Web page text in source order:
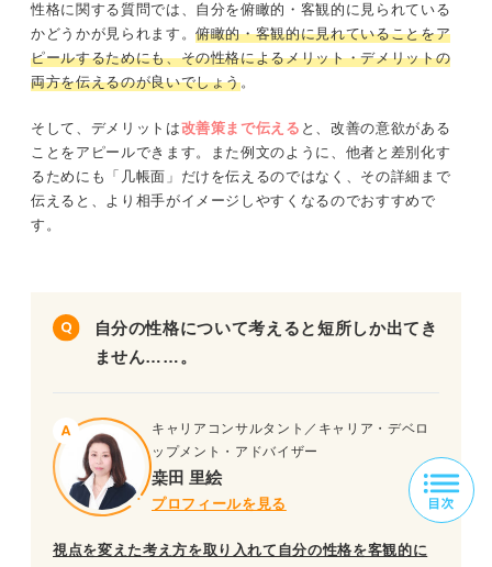
性格に関する質問では、自分を俯瞰的・客観的に見られている
かどうかが見られます。俯瞰的・客観的に見れていることをア
ピールするためにも、その性格によるメリット・デメリットの
両方を伝えるのが良いでしょう。
そして、デメリットは改善策まで伝える と、改善の意欲がある
ことをアピールできます。また例文のように、他者と差別化す
るためにも「几帳面」だけを伝えるのではなく、その詳細まで
伝えると、より相手がイメージしやすくなるのでおすすめで
す。
自分の性格について考えると短所しか出てき
ません……。
キャリアコンサルタント／キャリア・デベロ
ップメント・アドバイザー
桒田 里絵
プロフィールを見る
視点を変えた考え方を取り入れて自分の性格を客観的に